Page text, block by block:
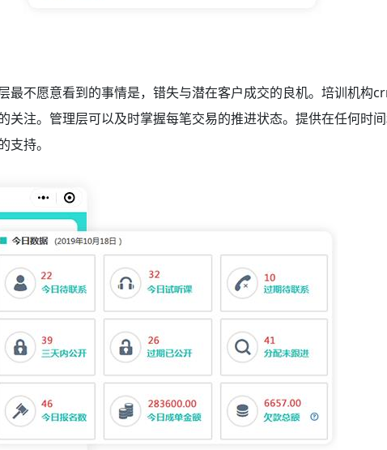
最不愿意看到的事情是，错失与潜在客户成交的良机。培训机构
关注。管理层可以及时掌握每笔交易的推进状态。提供在任何时
持。